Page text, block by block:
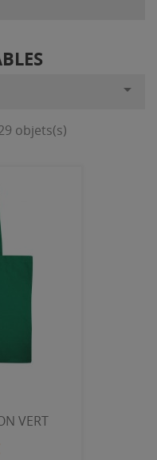

objets(s)
VERT